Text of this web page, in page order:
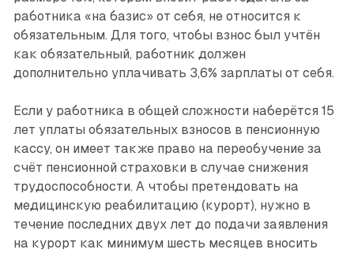
работника «на базис» от себя, не относится к
обязательным. Для того, чтобы взнос был учтён
как обязательный, работник должен
дополнительно уплачивать 3,6% зарплаты от себя.
Если у работника в общей сложности наберётся 15
лет уплаты обязательных взносов в пенсионную
кассу, он имеет также право на переобу­чение за
счёт пенсионной страховки в случае снижения
трудоспособности. А чтобы претендовать на
медицинскую реабилитацию (курорт), нужно в
течение последних двух лет до подачи заявления
на курорт как минимум шесть месяцев вносить